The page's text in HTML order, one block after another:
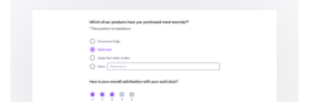
We appreciate your insights. Your recommendations
will allow us to improve in key areas.
Please provide any suggestions or
recommendations you may have for the
improvement of our internal communications.